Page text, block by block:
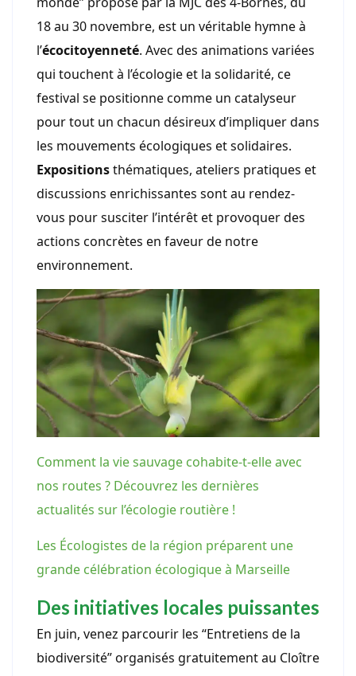
18 au 30 novembre, est un véritable hymne à
l’écocitoyenneté. Avec des animations variées
qui touchent à l’écologie et la solidarité, ce
festival se positionne comme un catalyseur
pour tout un chacun désireux d’impliquer dans
les mouvements écologiques et solidaires.
Expositionsthématiques, ateliers pratiques et
discussions enrichissantes sont au rendez-
vous pour susciter l’intérêt et provoquer des
actions concrètes en faveur de notre
environnement.
Comment la vie sauvage cohabite-t-elle avec
nos routes ? Découvrez les dernières
actualités sur l’écologie routière !
Les Écologistes de la région préparent une
grande célébration écologique à Marseille
Des initiatives locales puissantes
En juin, venez parcourir les “Entretiens de la
biodiversité” organisés gratuitement au Cloître